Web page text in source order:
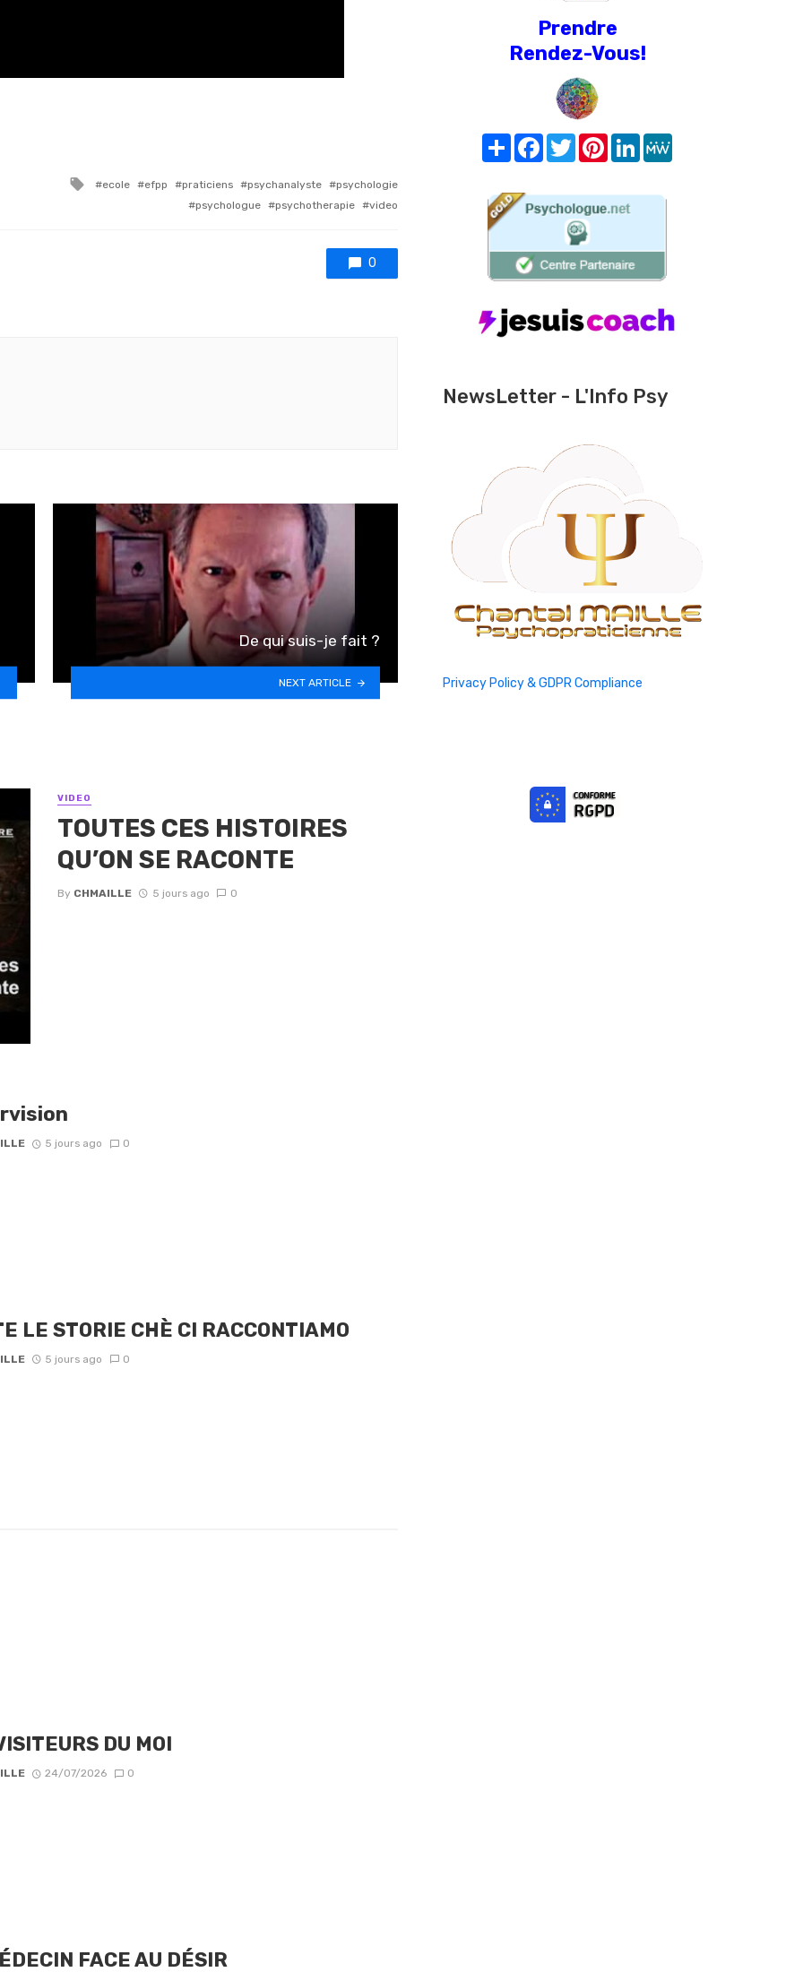
Tagged with
ecole efpp praticiens psychanalyste
psychologie
psychologue
psychotherapie video
0
De qui suis-je fait ?
NEXT ARTICLE
VIDEO
TOUTES CES HISTOIRES
QU’ON SE RACONTE
By CHMAILLE 5 jours ago 0
5 jours ago 0
LE STORIE CHÈ CI RACCONTIAMO
5 jours ago 0
DU MOI
24/07/2026 0
FACE AU DÉSIR
Prendre
Rendez-Vous!
Share FacebookTwitterPinterest
LinkedIn
NewsLetter - L'Info Psy
Privacy Policy & GDPR Compliance